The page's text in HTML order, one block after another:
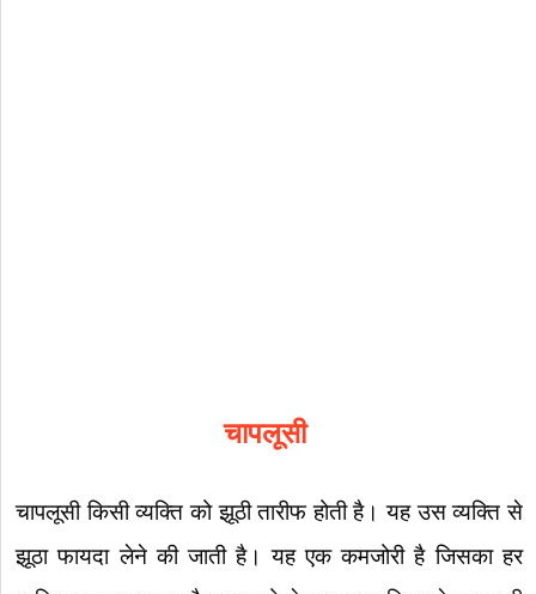
चापलूसी
चापलूसी किसी व्यक्ति को झूठी तारीफ होती है। यह उस व्यक्ति से
झूठा फायदा लेने की जाती है। यह एक कमजोरी है जिसका हर